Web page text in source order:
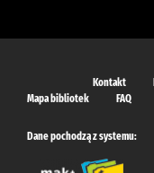
Kontakt
Mapa bibliotek
FAQ
Dane pochodzą z systemu: